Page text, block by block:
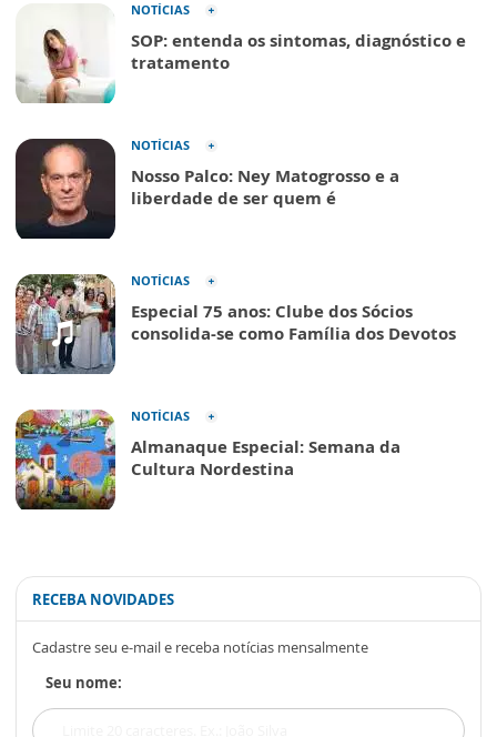
NOTÍCIAS
SOP: entenda os sintomas, diagnóstico e
tratamento
NOTÍCIAS
Nosso Palco: Ney Matogrosso e a
liberdade de ser quem é
NOTÍCIAS
Especial 75 anos: Clube dos Sócios
consolida-se como Família dos Devotos
NOTÍCIAS
Almanaque Especial: Semana da
Cultura Nordestina
RECEBA NOVIDADES
Cadastre seu e-mail e receba notícias mensalmente
Seu nome: